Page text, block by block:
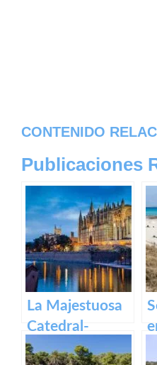
CONTENIDO
Publicaciones
La Majestuosa
Catedral-
Basílica de